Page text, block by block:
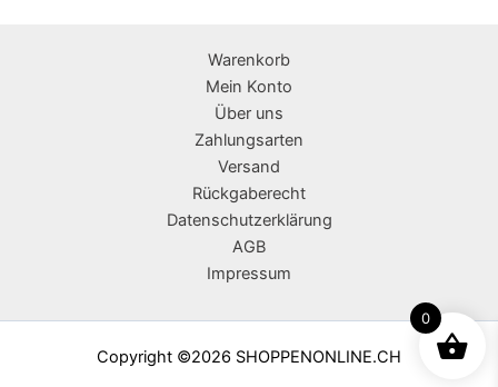
Warenkorb
Mein Konto
Über uns
Zahlungsarten
Versand
Rückgaberecht
Datenschutzerklärung
AGB
Impressum
Copyright ©2026 SHOPPENONLINE.CH
0